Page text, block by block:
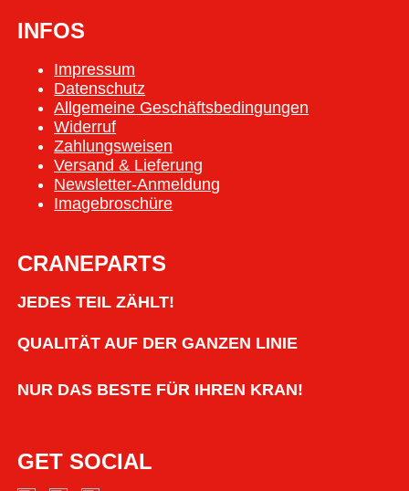
INFOS
Impressum
Datenschutz
Allgemeine Geschäftsbedingungen
Widerruf
Zahlungsweisen
Versand & Lieferung
Newsletter-Anmeldung
Imagebroschüre
CRANEPARTS
JEDES TEIL ZÄHLT!
QUALITÄT AUF DER GANZEN LINIE
NUR DAS BESTE FÜR IHREN KRAN!
GET SOCIAL